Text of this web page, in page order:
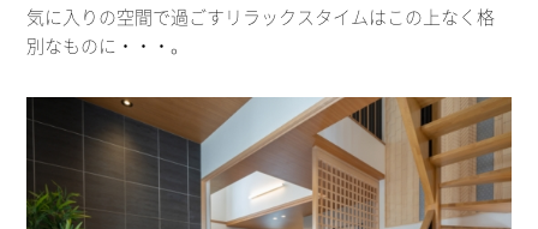
気に入りの空間で過ごすリラックスタイムはこの上なく格
別なものに・・・。